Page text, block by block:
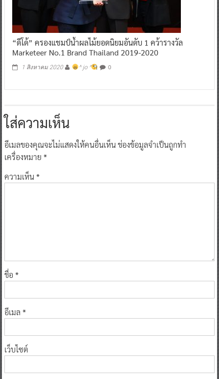
“ดีโด้” ครองแชมป์น้ำผลไม้ยอดนิยมอันดับ 1 คว้ารางวัล
Marketeer No.1 Brand Thailand 2019-2020
1 สิงหาคม 2020 ^ jo ^ 0
ใส่ความเห็น
อีเมลของคุณจะไม่แสดงให้คนอื่นเห็นช่องข้อมูลจำเป็นถูกทำ
เครื่องหมาย *
ความเห็น*
ชื่อ *
อีเมล *
เว็บไซต์